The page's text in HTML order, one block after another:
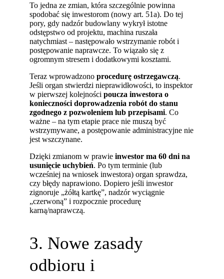
To jedna ze zmian, która szczególnie powinna
spodobać się inwestorom (nowy art. 51a). Do tej
pory, gdy nadzór budowlany wykrył istotne
odstępstwo od projektu, machina ruszała
natychmiast – następowało wstrzymanie robót i
postępowanie naprawcze. To wiązało się z
ogromnym stresem i dodatkowymi kosztami.
Teraz wprowadzonoprocedurę ostrzegawczą.
Jeśli organ stwierdzi nieprawidłowości, to inspektor
w pierwszej kolejnościpoucza inwestora o
konieczności doprowadzenia robót do stanu
zgodnego z pozwoleniem lub przepisami. Co
ważne – na tym etapie prace nie muszą być
wstrzymywane, a postępowanie administracyjne nie
jest wszczynane.
Dzięki zmianom w prawieinwestor ma 60 dni na
usunięcie uchybień. Po tym terminie (lub
wcześniej na wniosek inwestora) organ sprawdza,
czy błędy naprawiono. Dopiero jeśli inwestor
zignoruje „żółtą kartkę”, nadzór wyciągnie
„czerwoną” i rozpocznie procedurę
karną/naprawczą.
3. Nowe zasady
odbioru i